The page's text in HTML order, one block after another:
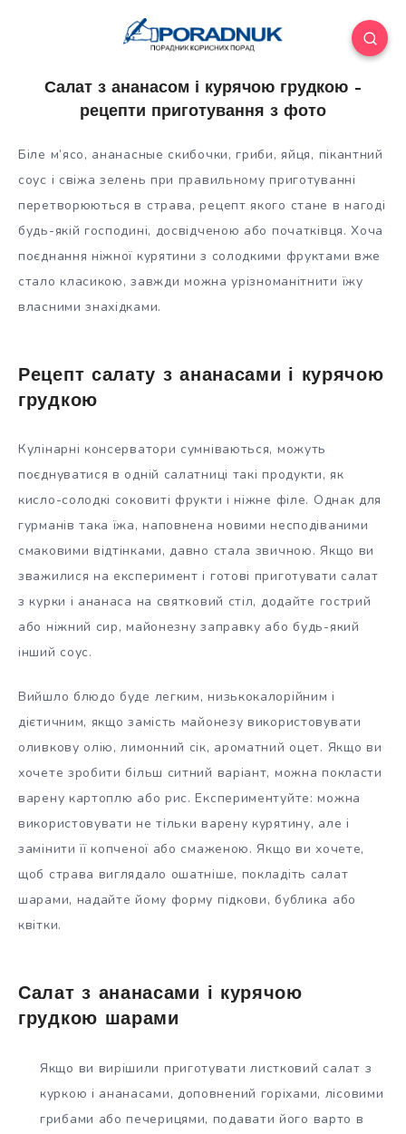
Салат з ананасом і курячою грудкою –
рецепти приготування з фото
Біле м’ясо, ананасные скибочки, гриби, яйця, пікантний
соус і свіжа зелень при правильному приготуванні
перетворюються в страва, рецепт якого стане в нагоді
будь-якій господині, досвідченою або початківця. Хоча
поєднання ніжної курятини з солодкими фруктами вже
сталокласикою, завжди можна урізноманітнити їжу
власними знахідками.
Рецепт салату з ананасами і курячою
грудкою
Кулінарні консерватори сумніваються, можуть
поєднуватися в одній салатниці такі продукти, як
кисло-солодкі соковиті фрукти і ніжне філе. Однак для
гурманів така їжа, наповнена новими несподіваними
смаковими відтінками, давно стала звичною. Якщо ви
зважилися на експеримент і готові приготувати салат
з курки і ананаса на святковий стіл, додайте гострий
або ніжний сир, майонезну заправку або будь-який
інший соус.
Вийшло блюдо буде легким, низькокалорійним і
дієтичним, якщо замість майонезу використовувати
оливкову олію, лимонний сік, ароматний оцет. Якщо ви
хочете зробити більш ситний варіант, можна покласти
варену картоплю або рис. Експериментуйте: можна
використовувати не тільки варену курятину, але і
замінити її копченої або смаженою. Якщо ви хочете,
щоб страва виглядало ошатніше, покладіть салат
шарами, надайте йому форму підкови, бублика або
квітки.
Салат з ананасами і курячою
грудкою шарами
Якщо ви вирішили приготувати листковий салат з
куркою і ананасами, доповнений горіхами, лісовими
грибами або печерицями, подавати його варто в